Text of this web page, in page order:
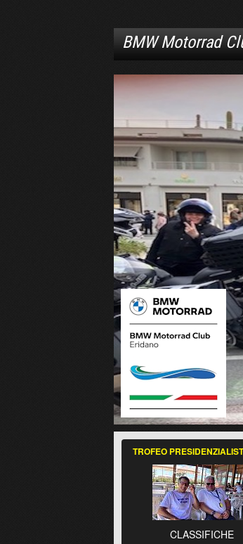
BMW Motorrad
TROFEO
CLASSIFICHE